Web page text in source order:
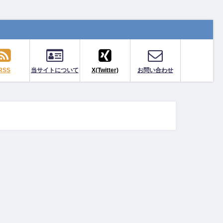
当サイトについて X(Twitter) お問い合わせ